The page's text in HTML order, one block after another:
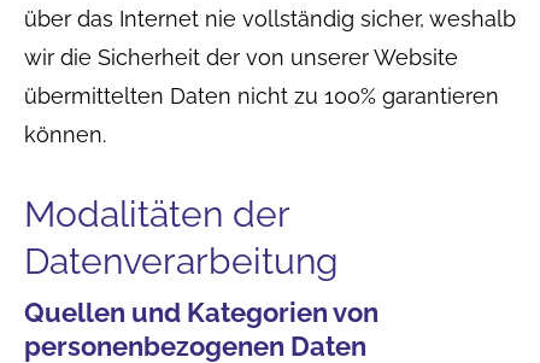
über das Internet nie vollständig sicher, weshalb
wir die Sicherheit der von unserer Website
übermittelten Daten nicht zu 100% garantieren
können.
Modalitäten der
Datenverarbeitung
Quellen und Kategorien von
personenbezogenen Daten